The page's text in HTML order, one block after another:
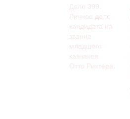
Дело 399.
Личное дело
кандидата на
звание
младшего
казначея
Отто Рихтера.